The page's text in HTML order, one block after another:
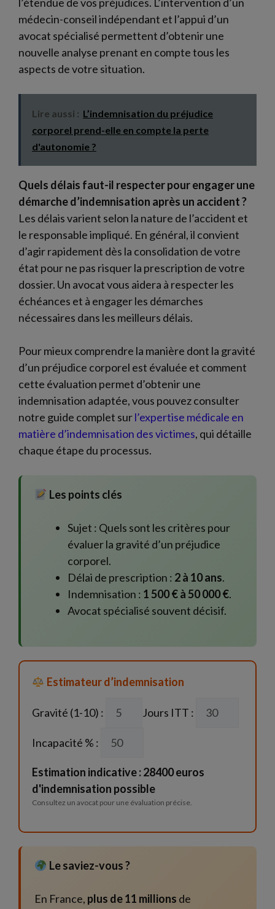
médecin-conseil indépendant et l’appui d’un
avocat spécialisé permettent d’obtenir une
nouvelle analyse prenant en compte tous les
aspects de votre situation.
Lire aussi : L’indemnisation du préjudice
corporel prend-elle en compte la perte
d'autonomie ?
Quels délais faut-il respecter pour engager une
démarche d’indemnisation après un accident ?
Les délais varient selon la nature de l’accident et
le responsable impliqué. En général, il convient
d’agir rapidement dès la consolidation de votre
état pour ne pas risquer la prescription de votre
dossier. Un avocat vous aidera à respecter les
échéances et à engager les démarches
nécessaires dans les meilleurs délais.
Pour mieux comprendre la manière dont la gravité
d’un préjudice corporel est évaluée et comment
cette évaluation permet d’obtenir une
indemnisation adaptée, vous pouvez consulter
notre guide complet surl’expertise médicale en
matière d’indemnisation des victimes, qui détaille
chaque étape du processus.
Les points clés
Sujet : Quels sont les critères pour
évaluer la gravité d’un préjudice
corporel.
Délai de prescription : 2 à 10 ans.
Indemnisation : 1 500 € à 50 000 €.
Avocat spécialisé souvent décisif.
Estimateur d’indemnisation
Gravité (1-10) : Jours ITT :
Incapacité % :
Estimation indicative : 28400 euros
d'indemnisation possible
Consultez un avocat pour une évaluation précise.
Le saviez-vous ?
En France, plus de 11 millions de